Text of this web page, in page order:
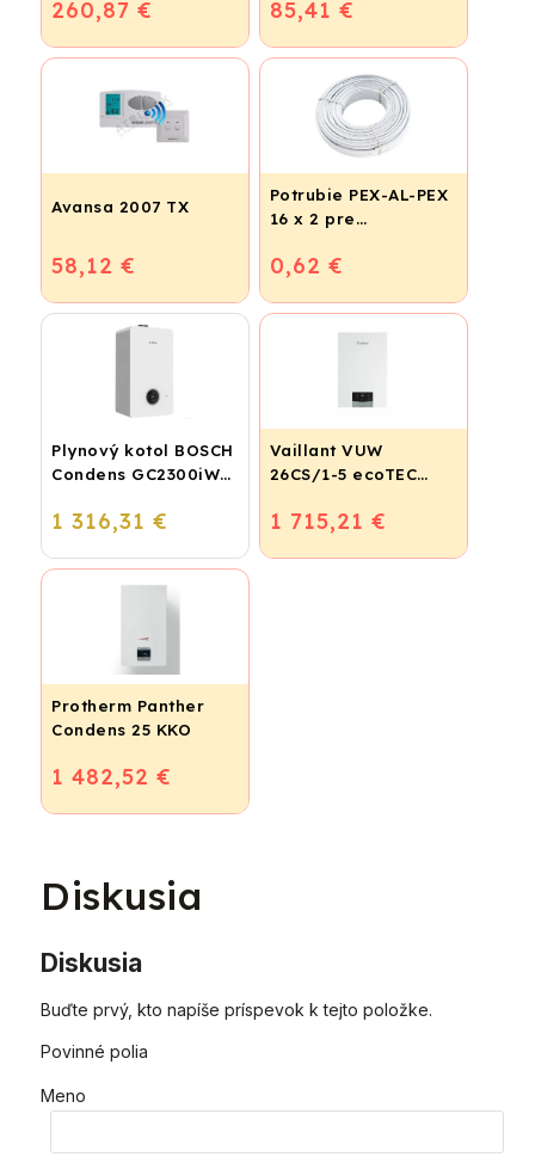
260,87 € 85,41 €
Avansa 2007 TX
58,12 €
Potrubie PEX-AL-PEX
16 x 2 pre
podlahové kúrenie a
0,62 €
Plynový kotol BOSCH
Condens GC2300iW
kondenzačný
1 316,31 €
Vaillant VUW
26CS/1-5 ecoTEC
prietokovým
1 715,21 €
Protherm Panther
Condens 25 KKO
1 482,52 €
Diskusia
Diskusia
Buďte prvý, kto napíše príspevok k tejto položke.
Povinné polia
Meno